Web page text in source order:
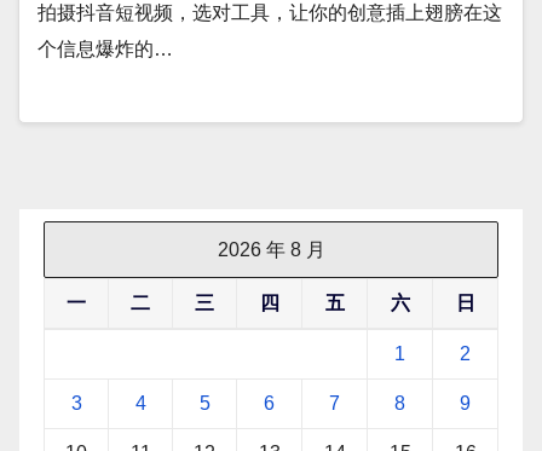
拍摄抖音短视频，选对工具，让你的创意插上翅膀在这
个信息爆炸的…
2026 年 8 月
一 二 三 四 五 六 日
1 2
3 4 5 6 7 8 9